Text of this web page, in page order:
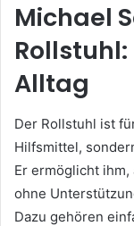
Michael
Alltag
Der Rollstuhl ist
Hilfsmittel,
Er ermöglicht
ohne
Dazu gehören